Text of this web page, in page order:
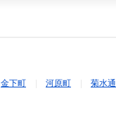
金下町 河原町 菊水通